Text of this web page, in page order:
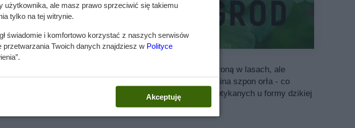
z zawilcami i sasankami orlik pospolity jest objęty ochroną w lasach, ale
pospolitego są zaopatrzone w ostrogę, która przypomina szpon orła - co
orlika o kwiatach pojedynczych i pełnych oraz niespotykanych u formy dzikiej
użytkownika, ale masz prawo sprzeciwić się takiemu
tylko na tej witrynie.
świadomie i komfortowo korzystać z naszych serwisów
Twoich danych znajdziesz w Polityce
Akceptuję